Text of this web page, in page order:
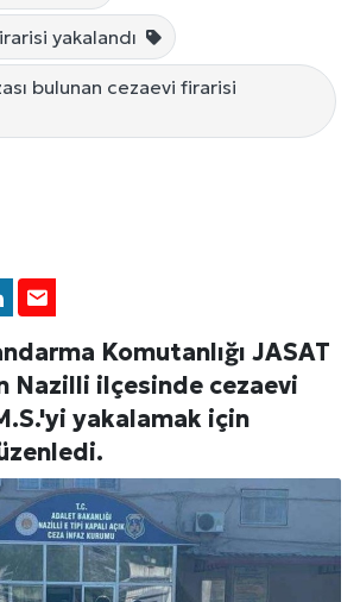
yakalandı
bulunan cezaevi firarisi
Komutanlığı JASAT
Nazilli ilçesinde cezaevi
yakalamak için